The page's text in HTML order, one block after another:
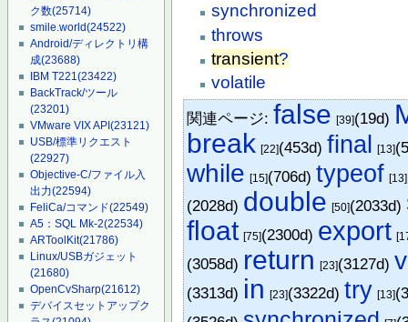
ク数(25714)
smile.world(24522)
Android/ディレクトリ構
成(23688)
IBM T221(23422)
BackTrack/ツール
(23201)
VMware VIX API(23121)
USB/標準リクエスト
(22927)
Objective-C/ファイル入
出力(22594)
FeliCa/コマンド(22549)
A5：SQL Mk-2(22534)
ARToolKit(21786)
Linux/USBガジェット
(21680)
OpenCvSharp(21612)
デバイスセットアップク
synchronized
throws
transient?
volatile
関連ページ: false [39](19d)
break [22](453d) final [13]
while [15](706d) typeof [13]
(2028d) double [50](2033d)
float [75](2300d) export
(3058d) return [23](3127d)
(3313d) in [23](3322d) try [13]